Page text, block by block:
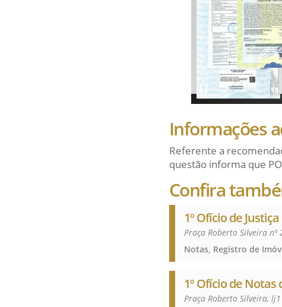
Informações
Referente a
questão informa que
Confira
1º Ofício de Justiça
Praça Roberto Silveira
1º Ofício de Notas
Praça Roberto Silveira,